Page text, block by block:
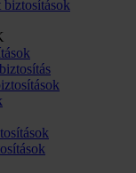
biztosítások